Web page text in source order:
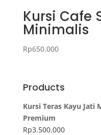
Kursi Cafe
Minimalis
Rp650.000
Products
Kursi Teras Kayu Jati
Premium
Rp3.500.000